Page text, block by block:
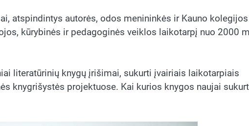
atspindintys autorės, odos menininkės ir Kauno kolegijos
kūrybinės ir pedagoginės veiklos laikotarpį nuo 2000
literatūrinių knygų įrišimai, sukurti įvairiais laikotarpiais
knygrišystės projektuose. Kai kurios knygos naujai